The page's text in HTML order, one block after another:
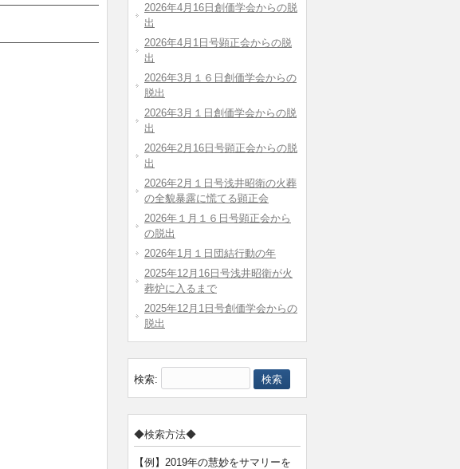
2026年4月16日創価学会からの脱
出
2026年4月1日号顕正会からの脱
出
2026年3月１６日創価学会からの
脱出
2026年3月１日創価学会からの脱
出
2026年2月16日号顕正会からの脱
出
2026年2月１日号浅井昭衛の火葬
の全貌暴露に慌てる顕正会
2026年１月１６日号顕正会から
の脱出
2026年1月１日団結行動の年
2025年12月16日号浅井昭衛が火
葬炉に入るまで
2025年12月1日号創価学会からの
脱出
検索:
◆検索方法◆
【例】2019年の慧妙をサマリーを